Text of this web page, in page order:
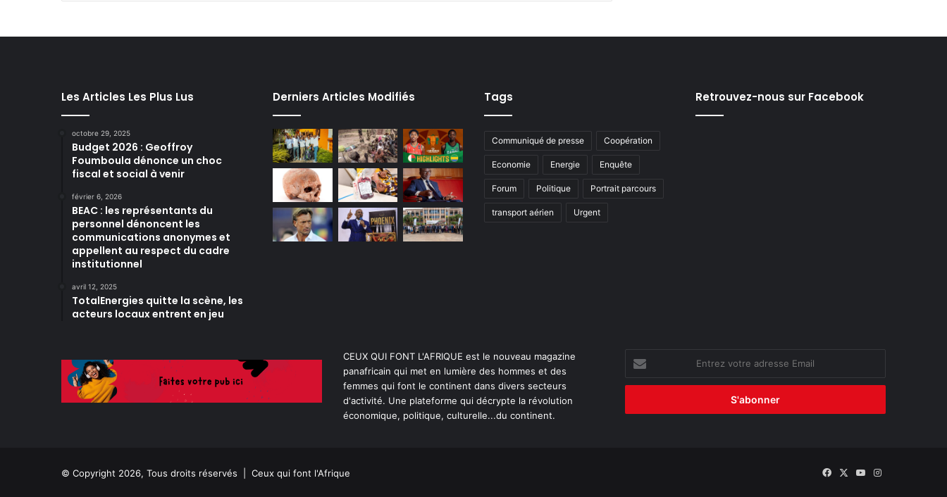
Les Articles Les Plus Lus
octobre 29, 2025
Budget 2026 : Geoffroy
Foumboula dénonce un choc
fiscal et social à venir
février 6, 2026
BEAC : les représentants du
personnel dénoncent les
communications anonymes et
appellent au respect du cadre
institutionnel
avril 12, 2025
TotalEnergies quitte la scène, les
acteurs locaux entrent en jeu
Derniers Articles Modifiés Tags
Communiqué de presse Coopération
Economie Energie Enquête
Forum Politique Portrait parcours
transport aérien Urgent
Retrouvez-nous sur Facebook
CEUX QUI FONT L'AFRIQUE est le nouveau magazine
panafricain qui met en lumière des hommes et des
femmes qui font le continent dans divers secteurs
d'activité. Une plateforme qui décrypte la révolution
économique, politique, culturelle...du continent.
votre
adresse
© Copyright 2026, Tous droits réservés | Ceux qui font l'Afrique Facebook
X YouTubeInstagram